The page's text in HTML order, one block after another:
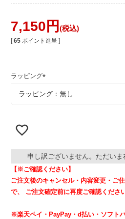
7,150 税込
[ 65 ポイント進呈 ]
ラッピング
必
申し訳ございません。ただいま
【※ご確認ください】
ご注文後のキャンセル・内容変更・ご
で、
ご注文確定前に再度ご確認くださ
※楽天ペイ・PayPay・d払い・ソフト